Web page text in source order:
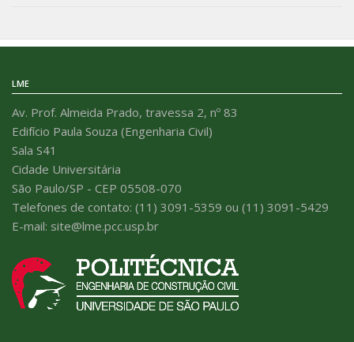
LME
Av. Prof. Almeida Prado, travessa 2, nº 83
Edifício Paula Souza (Engenharia Civil)
Sala S41
Cidade Universitária
São Paulo/SP - CEP 05508-070
Telefones de contato: (11) 3091-5359 ou (11) 3091-5429
E-mail: site@lme.pcc.usp.br